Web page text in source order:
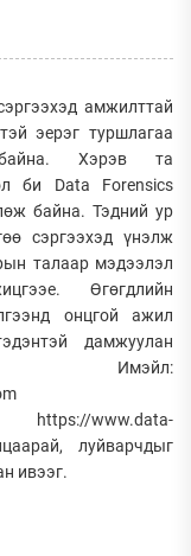
амжилттай
эерэг туршлагаа
Хэрэв та
би Data Forensics
байна. Тэдний ур
сэргээхэд үнэлж
талаар мэдээлэл
Өгөгдлийн
онцгой ажил
дамжуулан
Имэйл:
https://www.data-
луйварчдыг
ивээг.